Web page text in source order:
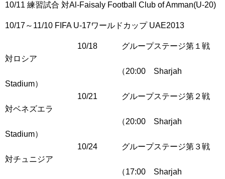
10/11 練習試合 対Al-Faisaly Football Club of Amman(U-20)
10/17～11/10 FIFA U-17ワールドカップ UAE2013
10/18 グループステージ第１戦
対ロシア
（20:00 Sharjah
Stadium）
10/21 グループステージ第２戦
対ベネズエラ
（20:00 Sharjah
Stadium）
10/24 グループステージ第３戦
対チュニジア
（17:00 Sharjah